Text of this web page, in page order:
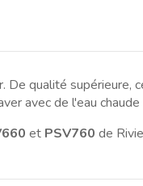
qualité supérieure,
avec de l'eau chaude
et PSV760 de